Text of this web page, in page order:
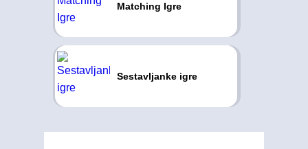
Matching Igre
Sestavljanke igre